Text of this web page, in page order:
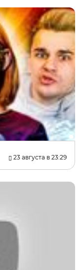
23 августа в 23:29